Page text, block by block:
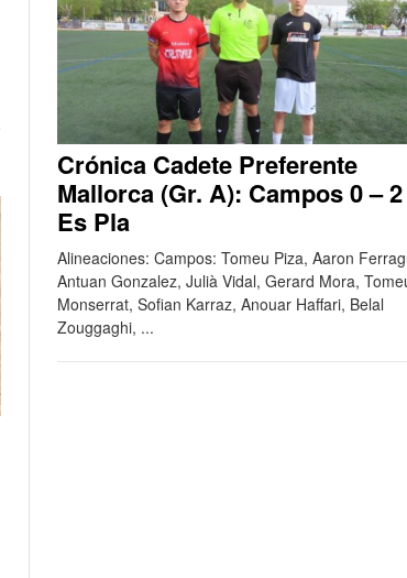
Crónica Cadete Preferente
Mallorca (Gr. A): Campos 0 – 2
Es Pla
Alineaciones: Campos: Tomeu Piza, Aaron
Antuan Gonzalez, Julià Vidal, Gerard Mora,
Monserrat, Sofian Karraz, Anouar Haffari, Belal
Zouggaghi, ...